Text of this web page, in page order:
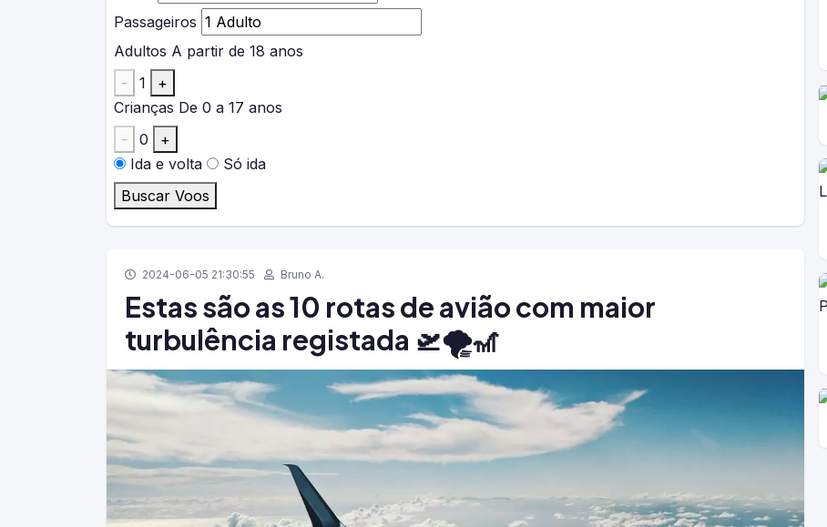
Passageiros
Adultos A partir de 18 anos
-
1
+
Crianças De 0 a 17 anos
-
0
+
Ida e volta
Só ida
Buscar Voos
2024-06-05 21:30:55 Bruno A.
Estas são as 10 rotas de avião com maior
turbulência registada 🛫🌪️🎢